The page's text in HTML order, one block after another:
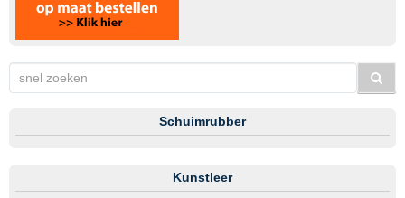
Schuimrubber
Kunstleer